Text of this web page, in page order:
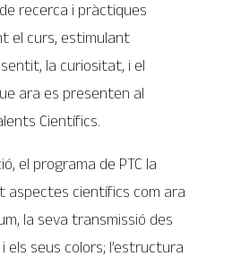
recerca i pràctiques
el curs, estimulant
la curiositat, i el
ara es presenten al
Científics.
el programa de PTC la
aspectes científics com ara
la seva transmissió des
els seus colors; l’estructura